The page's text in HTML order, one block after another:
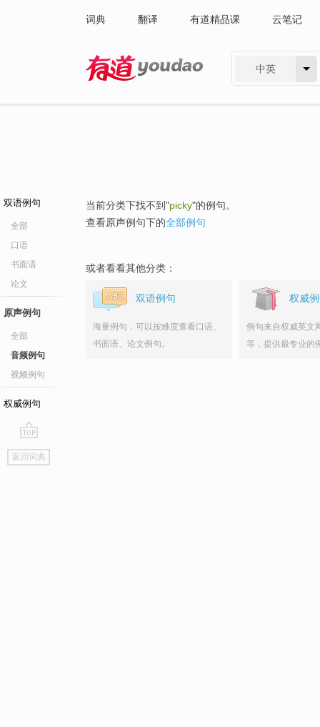
词典 翻译 有道精品课 云笔记
中英
双语例句
全部
口语
书面语
论文
原声例句
全部
音频例句
视频例句
权威例句
go
top
返回词典
当前分类下找不到"picky"的例句。
查看原声例句下的全部例句
或者看看其他分类：
双语例句
海量例句，可以按难度查看口语、
书面语、论文例句。
权威
例句来自权威英文
等，提供最专业的